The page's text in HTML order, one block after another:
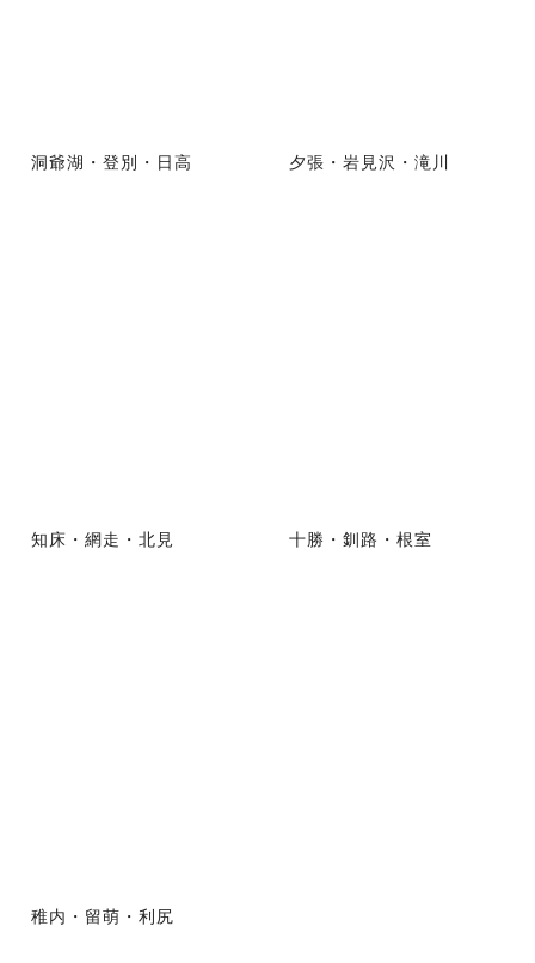
洞爺湖・登別・日高 夕張・岩見沢・滝川
知床・網走・北見 十勝・釧路・根室
稚内・留萌・利尻